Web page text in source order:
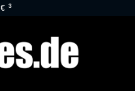
3